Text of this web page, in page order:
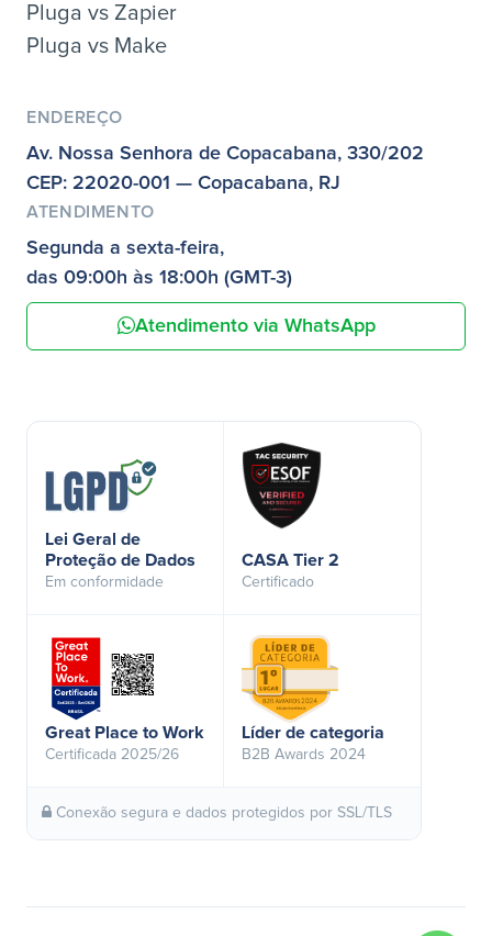
Pluga vs Zapier
Pluga vs Make
ENDEREÇO
Av. Nossa Senhora de Copacabana, 330/202
CEP: 22020-001 — Copacabana, RJ
ATENDIMENTO
Segunda a sexta-feira,
das 09:00h às 18:00h (GMT-3)
Atendimento via WhatsApp
Lei Geral de
Proteção de Dados
Em conformidade
CASA Tier 2
Certificado
Great Place to Work
Certificada 2025/26
Líder de categoria
B2B Awards 2024
Conexão segura e dados protegidos por SSL/TLS